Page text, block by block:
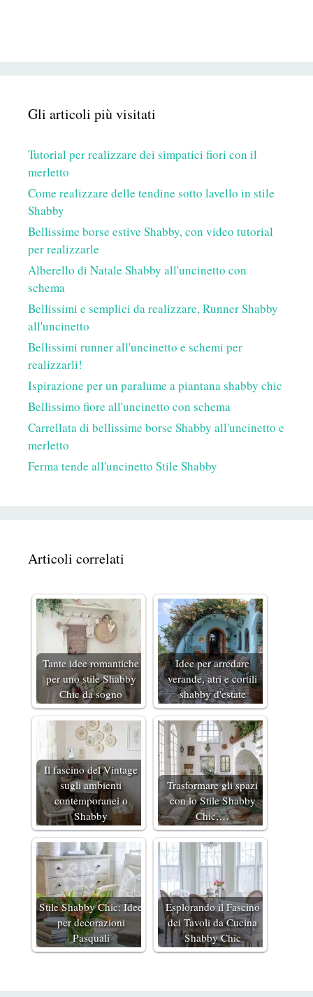
Gli articoli più visitati
Tutorial per realizzare dei simpatici fiori con il
merletto
Come realizzare delle tendine sotto lavello in stile
Shabby
Bellissime borse estive Shabby, con video tutorial
per realizzarle
Alberello di Natale Shabby all'uncinetto con
schema
Bellissimi e semplici da realizzare, Runner Shabby
all'uncinetto
Bellissimi runner all'uncinetto e schemi per
realizzarli!
Ispirazione per un paralume a piantana shabby chic
Bellissimo fiore all'uncinetto con schema
Carrellata di bellissime borse Shabby all'uncinetto e
merletto
Ferma tende all'uncinetto Stile Shabby
Articoli correlati
Tante idee romantiche
per uno stile Shabby
Chic da sogno
Idee per arredare
verande, atri e cortili
shabby d'estate
Il fascino del Vintage
sugli ambienti
contemporanei o
Shabby
Trasformare gli spazi
con lo Stile Shabby
Chic,…
Stile Shabby Chic: Idee
per decorazioni
Pasquali
Esplorando il Fascino
dei Tavoli da Cucina
Shabby Chic